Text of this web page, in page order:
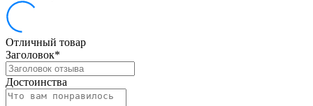
Отличный товар
Заголовок*
Достоинства